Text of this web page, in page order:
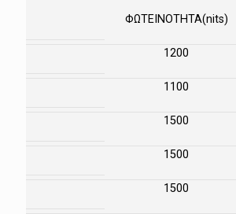
ΦΩΤΕΙΝΟΤΗΤΑ(nits)
1200
1100
1500
1500
1500